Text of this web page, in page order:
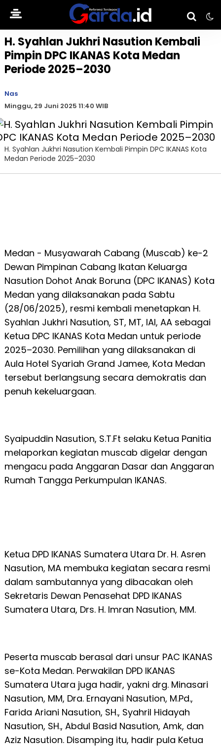
H. Syahlan Jukhri Nasution Kembali
Pimpin DPC IKANAS Kota Medan
Periode 2025–2030
Nas
Minggu, 29 Juni 2025 11:40 WIB
H. Syahlan Jukhri Nasution Kembali Pimpin DPC IKANAS Kota
Medan Periode 2025–2030
Medan - Musyawarah Cabang (Muscab) ke-2
Dewan Pimpinan Cabang Ikatan Keluarga
Nasution Dohot Anak Boruna (DPC IKANAS) Kota
Medan yang dilaksanakan pada Sabtu
(28/06/2025), resmi kembali menetapkan H.
Syahlan Jukhri Nasution, ST, MT, IAI, AA sebagai
Ketua DPC IKANAS Kota Medan untuk periode
2025–2030. Pemilihan yang dilaksanakan di
Aula Hotel Syariah Grand Jamee, Kota Medan
tersebut berlangsung secara demokratis dan
penuh kekeluargaan.
Syaipuddin Nasution, S.T.Ft selaku Ketua Panitia
melaporkan kegiatan muscab digelar dengan
mengacu pada Anggaran Dasar dan Anggaran
Rumah Tangga Perkumpulan IKANAS.
Ketua DPD IKANAS Sumatera Utara Dr. H. Asren
Nasution, MA membuka kegiatan secara resmi
dalam sambutannya yang dibacakan oleh
Sekretaris Dewan Penasehat DPD IKANAS
Sumatera Utara, Drs. H. Imran Nasution, MM.
Peserta muscab berasal dari unsur PAC IKANAS
se-Kota Medan. Perwakilan DPD IKANAS
Sumatera Utara juga hadir, yakni drg. Minasari
Nasution, MM, Dra. Ernayani Nasution, M.Pd.,
Farida Ariani Nasution, SH., Syahril Hidayah
Nasution, SH., Abdul Basid Nasution, Amk, dan
Aziz Nasution. Disamping itu, hadir pula Ketua